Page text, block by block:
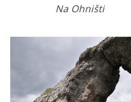
Na Ohništi